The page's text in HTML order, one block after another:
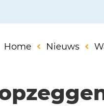
Home Nieuws